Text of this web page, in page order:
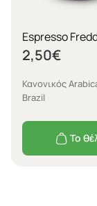
Espresso
2,50€
Κανονικός
Brazil
Το